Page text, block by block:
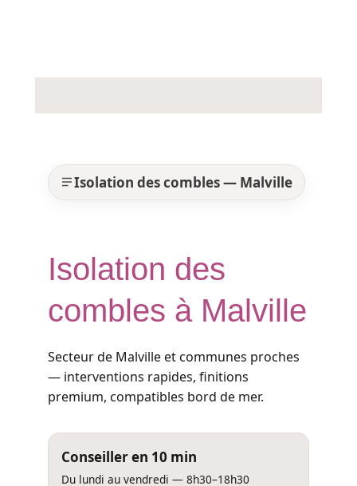
Isolation des combles — Malville
Isolation des
combles à Malville
Secteur de Malville et communes proches
— interventions rapides, finitions
premium, compatibles bord de mer.
Conseiller en 10 min
Du lundi au vendredi — 8h30–18h30